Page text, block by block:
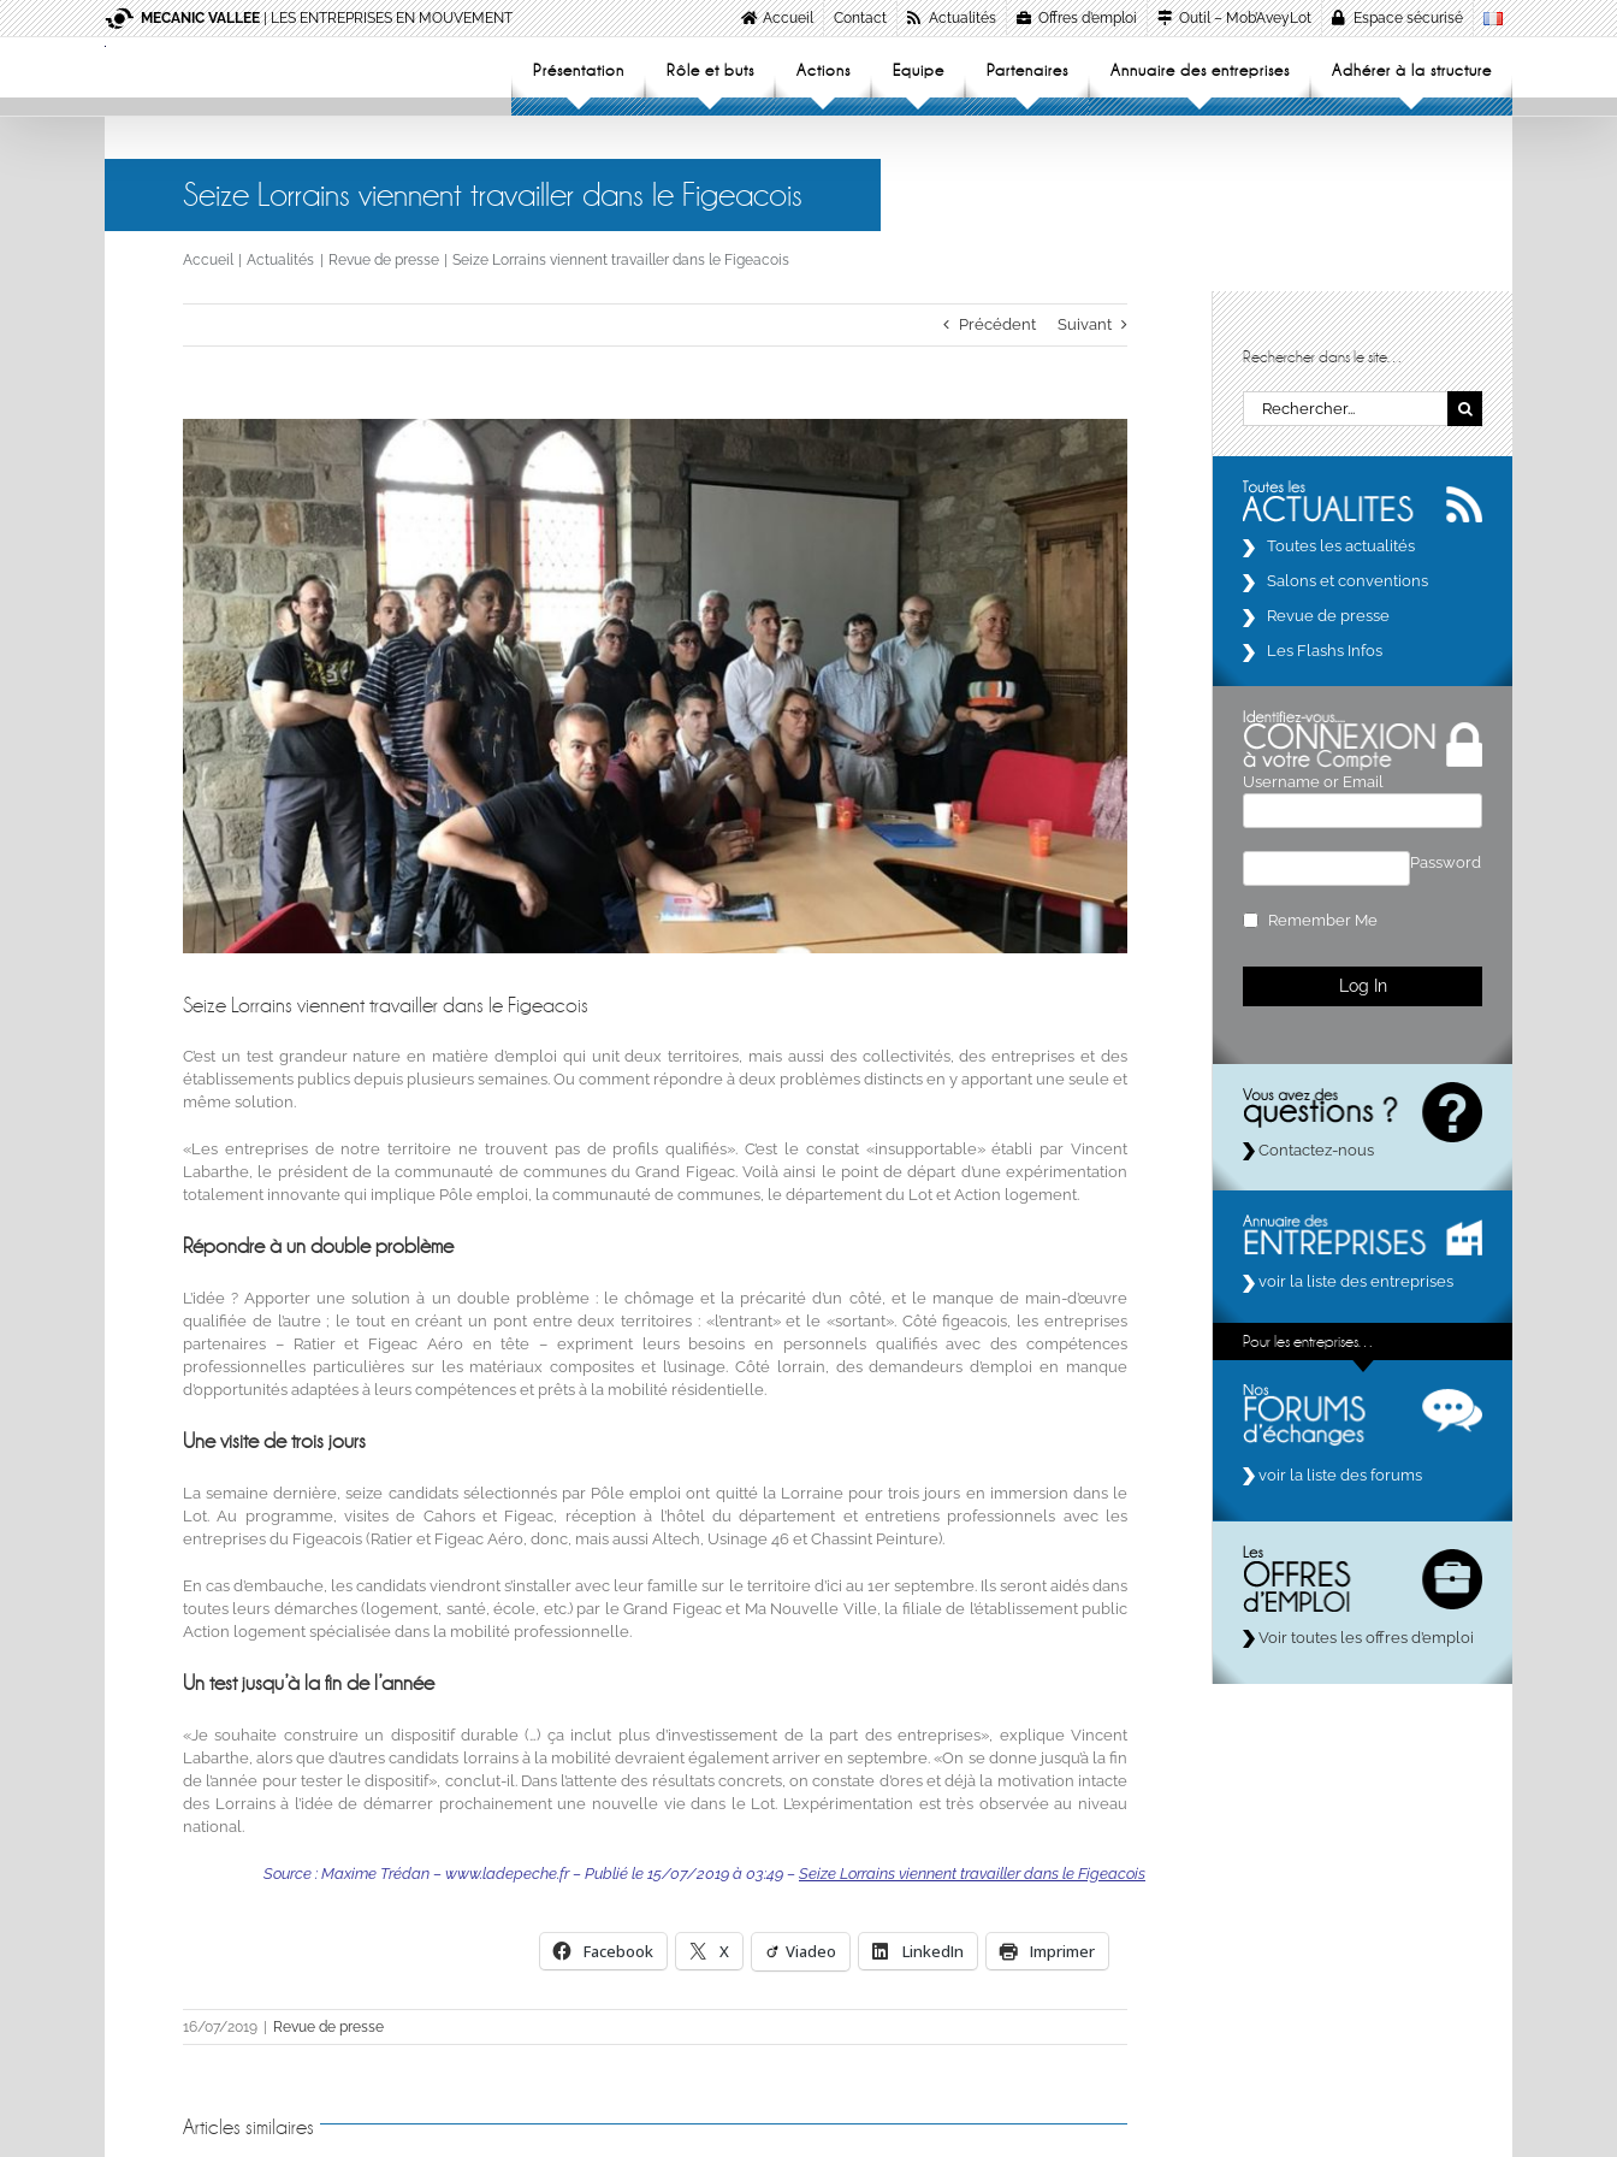
Passer
au
MECANIC VALLEE| LES ENTREPRISES EN MOUVEMENT Accueil Contact Actualités Offres d’emploi Outil – Mob’AveyLot Espace sécurisé
Présentation Rôle et buts Actions Equipe Partenaires Annuaire des entreprises Adhérer à la structure
Seize Lorrains viennent travailler dans le Figeacois
Accueil Actualités Revue de presse Seize Lorrains viennent travailler dans le Figeacois
Précédent Suivant
Voir
l'image
agrandie
Seize Lorrains viennent travailler dans le Figeacois
C’est un test grandeur nature en matière d’emploi qui unit deux territoires, mais aussi des collectivités, des entreprises et des
établissements publics depuis plusieurs semaines. Ou comment répondre à deux problèmes distincts en y apportant une seule et
même solution.
«Les entreprises de notre territoire ne trouvent pas de profils qualifiés». C’est le constat «insupportable» établi par Vincent
Labarthe, le président de la communauté de communes du Grand Figeac. Voilà ainsi le point de départ d’une expérimentation
totalement innovante qui implique Pôle emploi, la communauté de communes, le département du Lot et Action logement.
Répondre à un double problème
L’idée ? Apporter une solution à un double problème : le chômage et la précarité d’un côté, et le manque de main-d’œuvre
qualifiée de l’autre ; le tout en créant un pont entre deux territoires : «l’entrant» et le «sortant». Côté figeacois, les entreprises
partenaires – Ratier et Figeac Aéro en tête – expriment leurs besoins en personnels qualifiés avec des compétences
professionnelles particulières sur les matériaux composites et l’usinage. Côté lorrain, des demandeurs d’emploi en manque
d’opportunités adaptées à leurs compétences et prêts à la mobilité résidentielle.
Une visite de trois jours
La semaine dernière, seize candidats sélectionnés par Pôle emploi ont quitté la Lorraine pour trois jours en immersion dans le
Lot. Au programme, visites de Cahors et Figeac, réception à l’hôtel du département et entretiens professionnels avec les
entreprises du Figeacois (Ratier et Figeac Aéro, donc, mais aussi Altech, Usinage 46 et Chassint Peinture).
En cas d’embauche, les candidats viendront s’installer avec leur famille sur le territoire d’ici au 1er septembre. Ils seront aidés dans
toutes leurs démarches (logement, santé, école, etc.) par le Grand Figeac et Ma Nouvelle Ville, la filiale de l’établissement public
Action logement spécialisée dans la mobilité professionnelle.
Un test jusqu’à la fin de l’année
«Je souhaite construire un dispositif durable (…) ça inclut plus d’investissement de la part des entreprises», explique Vincent
Labarthe, alors que d’autres candidats lorrains à la mobilité devraient également arriver en septembre. «On se donne jusqu’à la fin
de l’année pour tester le dispositif», conclut-il. Dans l’attente des résultats concrets, on constate d’ores et déjà la motivation intacte
des Lorrains à l’idée de démarrer prochainement une nouvelle vie dans le Lot. L’expérimentation est très observée au niveau
national.
Source : Maxime Trédan – www.ladepeche.fr – Publié le 15/07/2019 à 03:49 – Seize Lorrains viennent travailler dans le Figeacois
Facebook X Viadeo LinkedIn Imprimer
16/07/2019 | Revue de presse
Articles similaires
Rechercher dans le site…
Rechercher:
Toutes les actualités
Salons et conventions
Revue de presse
Les Flashs Infos
Username or Email
Password
Remember Me
Contactez-nous
voir la liste des entreprises
Pour les entreprises…
voir la liste des forums
Voir toutes les offres d’emploi